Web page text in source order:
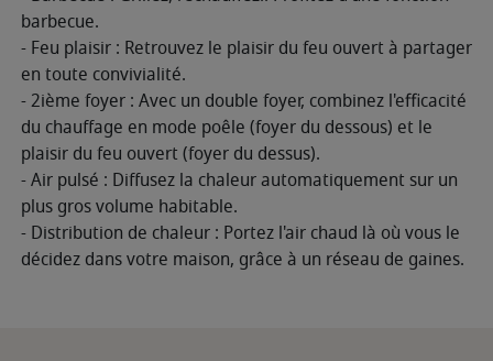
barbecue.
- Feu plaisir : Retrouvez le plaisir du feu ouvert à partager
en toute convivialité.
- 2ième foyer : Avec un double foyer, combinez l'efficacité
du chauffage en mode poêle (foyer du dessous) et le
plaisir du feu ouvert (foyer du dessus).
- Air pulsé : Diffusez la chaleur automatiquement sur un
plus gros volume habitable.
- Distribution de chaleur : Portez l'air chaud là où vous le
décidez dans votre maison, grâce à un réseau de gaines.